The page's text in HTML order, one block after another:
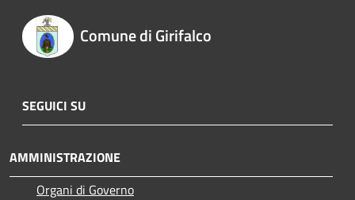
Comune di Girifalco
SEGUICI SU
AMMINISTRAZIONE
Organi di Governo